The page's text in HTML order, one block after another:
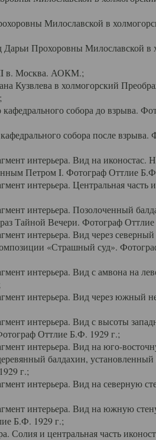
Милославской в
Прохоровны Милославской в
в. Москва. АОКМ.;
в холмогорский
собора до взрыва.
собора после
интерьера. Вид на иконостас.
Петром I. Фотограф Оттлие
интерьера. Центральная часть
интерьера. Позолоченный
Тайной Вечери. Фотограф
интерьера. Вид через
«Страшный суд».
интерьера. Вид с амвона на
интерьера. Вид через южный
интерьера. Вид с высоты
Оттлие Б.Ф. 1929 г.;
интерьера. Вид на юго-
балдахин, установленный
г.;
интерьера. Вид на северную
интерьера. Вид на южную
Б.Ф. 1929 г.;
и центральная часть